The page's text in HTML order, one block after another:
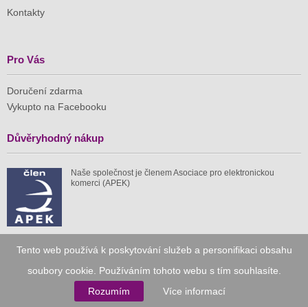
Tento web používá k poskytování služeb a personifikaci obsahu
soubory cookie. Používáním tohoto webu s tím souhlasíte.
Rozumím
Více informací
Kontakty
Pro Vás
Doručení zdarma
Vykupto na Facebooku
Důvěryhodný nákup
Naše společnost je členem Asociace pro elektronickou
komerci (APEK)
Již od roku 2010
1 511 mil.